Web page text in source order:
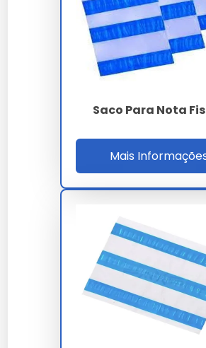
evitar descolamentos.
Faixa de Preço
Os sacos plásticos para nota fiscal
espessura e características
Onde Comprar
É possível adquirir sacos plásticos
lojas de embalagens,
Manutenção e
Armazene os sacos plásticos em
luz direta para evitar
Verifique regularmente a
Saco Para Nota
Mais